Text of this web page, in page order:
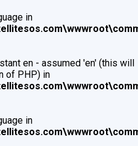
in
en - assumed 'en' (this will
of PHP) in
in